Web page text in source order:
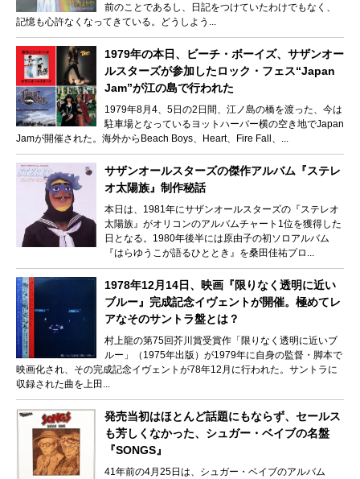
前のことであるし、日記をつけていたわけでもなく、
記憶も心許なくなってきている。どうしよう...
1979年の本日、ビーチ・ボーイズ、サザンオー
ルスターズが参加したロック・フェス“Japan
Jam”が江の島で行われた
1979年8月4、5日の2日間、江ノ島の橋を渡った、今は
駐車場となっているヨットハーバー横の空き地でJapan
Jamが開催された。海外からBeach Boys、Heart、Fire Fall、...
サザンオールスターズの傑作アルバム『ステレ
オ太陽族』制作秘話
本日は、1981年にサザンオールスターズの『ステレオ
太陽族』がオリコンのアルバムチャート1位を獲得した
日となる。1980年後半には原由子の初ソロアルバム
『はらゆうこが語るひととき』を桑田佳祐プロ...
1978年12月14日、映画『限りなく透明に近い
ブルー』完成記念イヴェントが開催。極めてレ
アなそのサントラ盤とは？
村上龍の第75回芥川賞受賞作「限りなく透明に近いブ
ルー」（1975年出版）が1979年に自身の監督・脚本で
映画化され、その完成記念イヴェントが78年12月に行われた。サントラに
収録された曲を上田...
発売当初はほとんど話題にもならず、セールス
も芳しくなかった、シュガー・ベイブの名盤
『SONGS』
41年前の4月25日は、シュガー・ベイブのアルバム